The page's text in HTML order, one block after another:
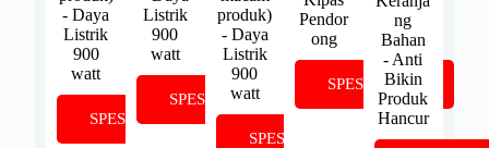
- Daya
Listrik
900
watt
SPESIFIKASI
Listrik
900
watt
SPESIFIKASI
produk)
- Daya
Listrik
900
watt
SPESIFIKASI
Pendor
ong
SPESIFIKASI
ng
Bahan
- Anti
Bikin
Produk
Hancur